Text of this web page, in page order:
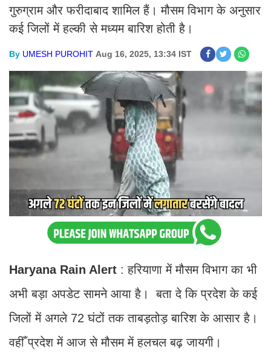
गुरुग्राम और फरीदाबाद शामिल हैं। मौसम विभाग के अनुसार
कई जिलों में हल्की से मध्यम बारिश होती है।
By UMESH PUROHIT Aug 16, 2025, 13:34 IST
Haryana Rain Alert : हरियाणा में मौसम विभाग का भी
अभी बड़ा अपडेट सामने आया है। बता दे कि प्रदेश के कई
जिलों में अगले 72 घंटों तक ताबड़तोड़ बारिश के आसार है।
वहीँ प्रदेश में आज से मौसम में हलचल बढ़ जायगी।